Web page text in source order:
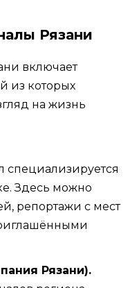
Рязани
включает
из которых
на жизнь
специализируется
Здесь можно
репортажи с мест
Рязани).